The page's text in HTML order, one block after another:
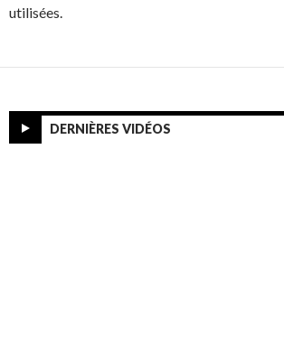
utilisées.
DERNIÈRES VIDÉOS